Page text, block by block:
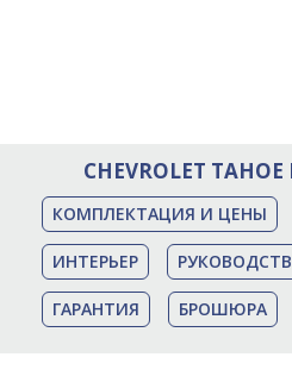
CHEVROLET
КОМПЛЕКТАЦИЯ И ЦЕНЫ
ИНТЕРЬЕР
ГАРАНТИЯ БРОШЮРА